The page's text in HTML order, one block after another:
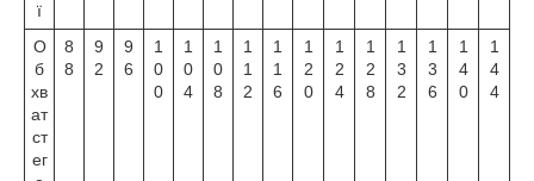
ї
О
б
хв
ат
ст
ег
8
8
9
2
9
6
1
0
0
1
0
4
1
0
8
1
1
2
1
1
6
1
2
0
1
2
4
1
2
8
1
3
2
1
3
6
1
4
0
1
4
4